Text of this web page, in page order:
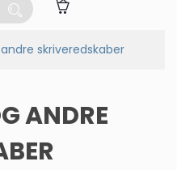
skriveredskaber
ANDRE